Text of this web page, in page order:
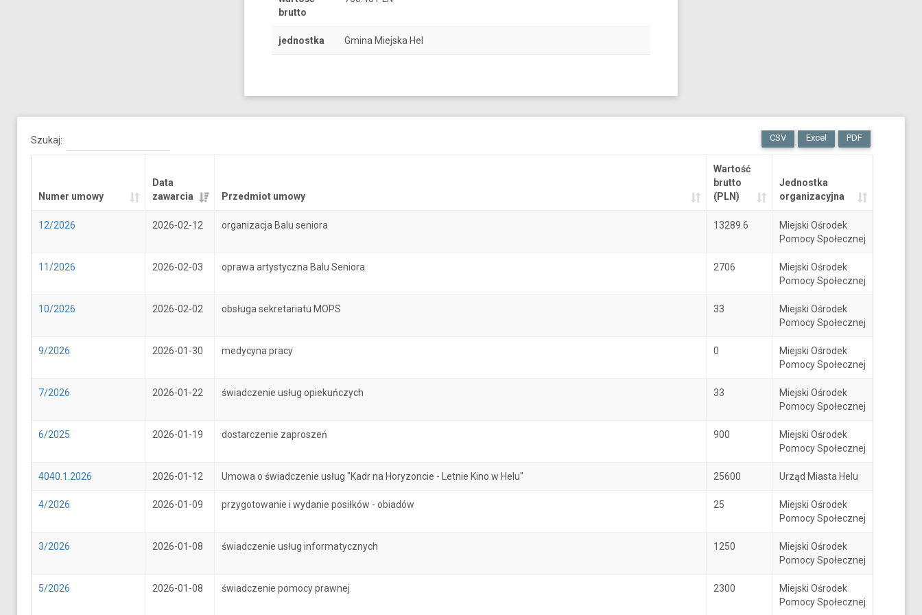
brutto
jednostka Gmina Miejska Hel
CSV Excel PDF
Szukaj:
Numer umowy
Data
zawarcia
Przedmiot umowy
Wartość
brutto
(PLN)
Jednostka
organizacyjna
12/2026 2026-02-12 organizacja Balu seniora 13289.6
Miejski Ośrodek
Pomocy Społecznej
11/2026 2026-02-03 oprawa artystyczna Balu Seniora 2706
Miejski Ośrodek
Pomocy Społecznej
10/2026 2026-02-02 obsługa sekretariatu MOPS 33
Miejski Ośrodek
Pomocy Społecznej
9/2026 2026-01-30 medycyna pracy 0
Miejski Ośrodek
Pomocy Społecznej
7/2026 2026-01-22 świadczenie usług opiekuńczych 33
Miejski Ośrodek
Pomocy Społecznej
6/2025 2026-01-19 dostarczenie zaproszeń 900
Miejski Ośrodek
Pomocy Społecznej
4040.1.2026 2026-01-12 Umowa o świadczenie usług "Kadr na Horyzoncie - Letnie Kino w Helu" 25600 Urząd Miasta Helu
4/2026 2026-01-09 przygotowanie i wydanie posiłków - obiadów 25
Miejski Ośrodek
Pomocy Społecznej
3/2026 2026-01-08 świadczenie usług informatycznych 1250
Miejski Ośrodek
Pomocy Społecznej
5/2026 2026-01-08 świadczenie pomocy prawnej 2300
Miejski Ośrodek
Pomocy Społecznej